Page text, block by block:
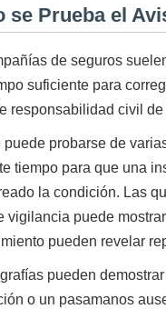
se Prueba el
de seguros
suficiente para
responsabilidad civil de
puede probarse de
tiempo para que una
la condición. Las
vigilancia puede
pueden revelar
pueden
o un pasamanos